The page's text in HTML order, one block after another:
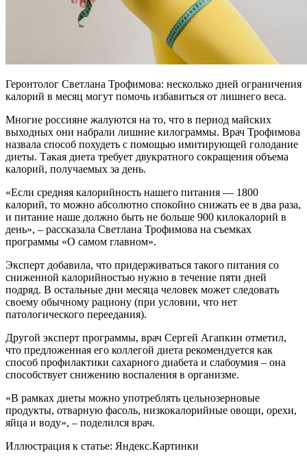
Геронтолог Светлана Трофимова: несколько дней ограничения
калорий в месяц могут помочь избавиться от лишнего веса.
Многие россияне жалуются на то, что в период майских
выходных они набрали лишние килограммы. Врач Трофимова
назвала способ похудеть с помощью имитирующей голодание
диеты. Такая диета требует двукратного сокращения объема
калорий, получаемых за день.
«Если средняя калорийность нашего питания — 1800
калорий, то можно абсолютно спокойно снижать ее в два раза,
и питание наше должно быть не больше 900 килокалорий в
день», – рассказала Светлана Трофимова на съемках
программы «О самом главном».
Эксперт добавила, что придерживаться такого питания со
сниженной калорийностью нужно в течение пяти дней
подряд. В остальные дни месяца человек может следовать
своему обычному рациону (при условии, что нет
патологического переедания).
Другой эксперт программы, врач Сергей Агапкин отметил,
что предложенная его коллегой диета рекомендуется как
способ профилактики сахарного диабета и слабоумия – она
способствует снижению воспаления в организме.
«В рамках диеты можно употреблять цельнозерновые
продукты, отварную фасоль, низкокалорийные овощи, орехи,
яйца и воду», – поделился врач.
Иллюстрация к статье: Яндекс.Картинки